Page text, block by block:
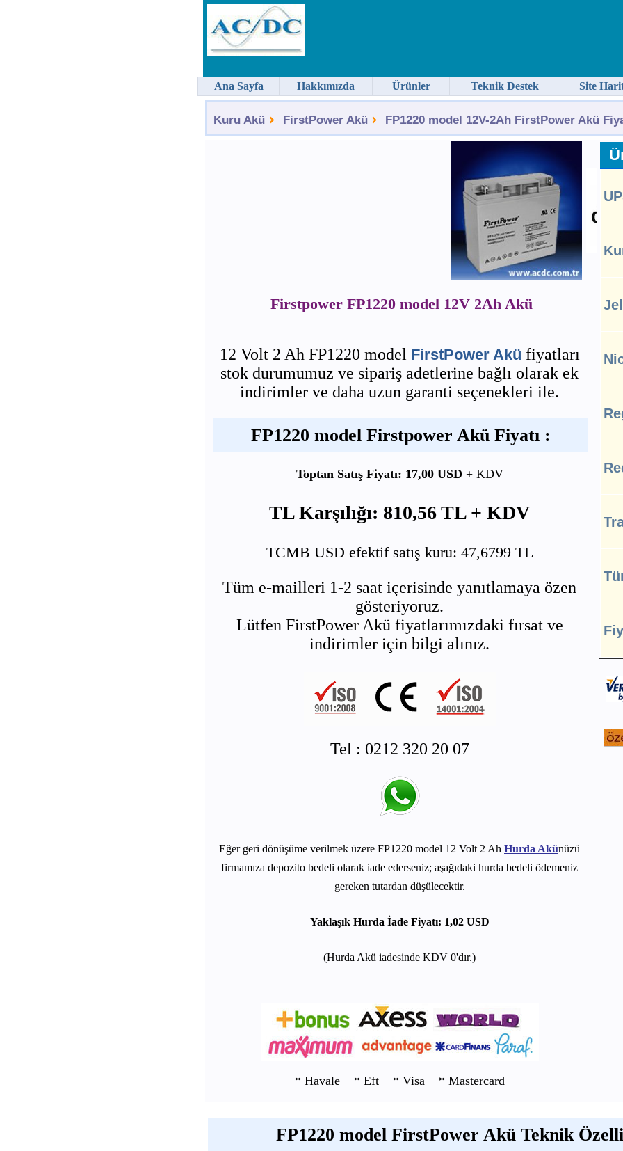
Kuru Akü FirstPower Akü FP1220 model 12V-2Ah FirstPower Akü
Firstpower FP1220 model 12V 2Ah Akü
12 Volt 2 Ah FP1220 model FirstPower Akü fiyatları
stok durumumuz ve sipariş adetlerine bağlı olarak ek
indirimler ve daha uzun garanti seçenekleri ile.
FP1220 model Firstpower Akü Fiyatı :
Toptan Satış Fiyatı: 17,00 USD + KDV
TL Karşılığı: 810,56 TL + KDV
TCMB USD efektif satış kuru: 47,6799 TL
Tüm e-mailleri 1-2 saat içerisinde yanıtlamaya özen
gösteriyoruz.
Lütfen FirstPower Akü fiyatlarımızdaki fırsat ve
indirimler için bilgi alınız.
Tel : 0212 320 20 07
Eğer geri dönüşüme verilmek üzere FP1220 model 12 Volt 2 Ah Hurda Akünüzü
firmamıza depozito bedeli olarak iade ederseniz; aşağıdaki hurda bedeli ödemeniz
gereken tutardan düşülecektir.
Yaklaşık Hurda İade Fiyatı: 1,02 USD
(Hurda Akü iadesinde KDV 0'dır.)
* Havale * Eft * Visa * Mastercard
FP1220 model FirstPower Akü Teknik
Ana Sayfa Hakkımızda Ürünler Teknik Destek Site